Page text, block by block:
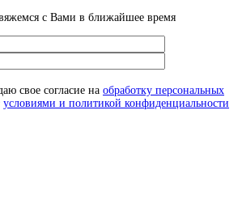
с Вами в ближайшее время
свое согласие на обработку персональных
условиями и политикой конфиденциальности